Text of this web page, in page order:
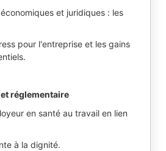
et juridiques : les
pour l'entreprise et les gains
réglementaire
en santé au travail en lien
à la dignité.